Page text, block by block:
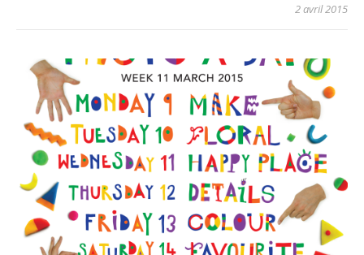
2 avril 2015